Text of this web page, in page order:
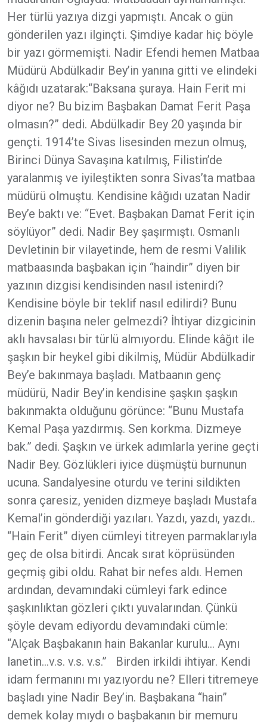
Her türlü yazıya dizgi yapmıştı. Ancak o gün
gönderilen yazı ilginçti. Şimdiye kadar hiç böyle
bir yazı görmemişti. Nadir Efendi hemen Matbaa
Müdürü Abdülkadir Bey’in yanına gitti ve elindeki
kâğıdı uzatarak:“Baksana şuraya. Hain Ferit mi
diyor ne? Bu bizim Başbakan Damat Ferit Paşa
olmasın?” dedi. Abdülkadir Bey 20 yaşında bir
gençti. 1914’te Sivas lisesinden mezun olmuş,
Birinci Dünya Savaşına katılmış, Filistin’de
yaralanmış ve iyileştikten sonra Sivas’ta matbaa
müdürü olmuştu. Kendisine kâğıdı uzatan Nadir
Bey’e baktı ve: “Evet. Başbakan Damat Ferit için
söylüyor” dedi. Nadir Bey şaşırmıştı. Osmanlı
Devletinin bir vilayetinde, hem de resmi Valilik
matbaasında başbakan için “haindir” diyen bir
yazının dizgisi kendisinden nasıl istenirdi?
Kendisine böyle bir teklif nasıl edilirdi? Bunu
dizenin başına neler gelmezdi? İhtiyar dizgicinin
aklı havsalası bir türlü almıyordu. Elinde kâğıt ile
şaşkın bir heykel gibi dikilmiş, Müdür Abdülkadir
Bey’e bakınmaya başladı. Matbaanın genç
müdürü, Nadir Bey’in kendisine şaşkın şaşkın
bakınmakta olduğunu görünce: “Bunu Mustafa
Kemal Paşa yazdırmış. Sen korkma. Dizmeye
bak.” dedi. Şaşkın ve ürkek adımlarla yerine geçti
Nadir Bey. Gözlükleri iyice düşmüştü burnunun
ucuna. Sandalyesine oturdu ve terini sildikten
sonra çaresiz, yeniden dizmeye başladı Mustafa
Kemal’in gönderdiği yazıları. Yazdı, yazdı, yazdı..
“Hain Ferit” diyen cümleyi titreyen parmaklarıyla
geç de olsa bitirdi. Ancak sırat köprüsünden
geçmiş gibi oldu. Rahat bir nefes aldı. Hemen
ardından, devamındaki cümleyi fark edince
şaşkınlıktan gözleri çıktı yuvalarından. Çünkü
şöyle devam ediyordu devamındaki cümle:
“Alçak Başbakanın hain Bakanlar kurulu… Aynı
lanetin…v.s. v.s. v.s.” Birden irkildi ihtiyar. Kendi
idam fermanını mı yazıyordu ne? Elleri titremeye
başladı yine Nadir Bey’in. Başbakana “hain”
demek kolay mıydı o başbakanın bir memuru